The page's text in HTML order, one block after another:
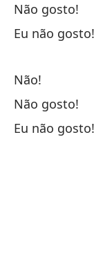
Não gosto!
Eu não gosto!
Não!
Não gosto!
Eu não gosto!